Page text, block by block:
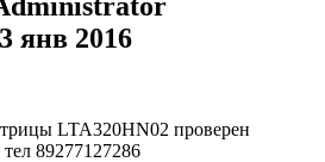
янв 2016
LTA320HN02 проверен
89277127286